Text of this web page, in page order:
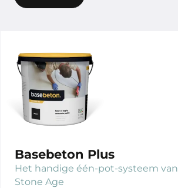
Basebeton Plus
Het handige één-pot-systeem van
Stone Age